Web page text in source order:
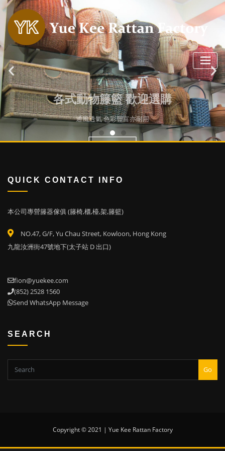
各式動物籐籃 歡迎選購
通風透氣 色彩豐富亦耐用
點擊選貨
QUICK CONTACT INFO
本公司專營籐器傢俱 (籐椅,櫃,檯,架,籐籃)
NO.47, G/F, Yu Chau Street, Kowloon, Hong Kong
九龍汝洲街47號地下(太子站 D 出口)
fion@yuekee.com
(852) 2528 1560
Send WhatsApp Message
SEARCH
Go
Copyright © 2021 | Yue Kee Rattan Factory